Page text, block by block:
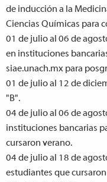
de inducción a la
Ciencias Químicas para
01 de julio al 06 de
en instituciones
siae.unach.mx para
01 de julio al 12 de
"B".
04 de julio al 06 de
instituciones bancarias
cursaron verano.
04 de julio al 18 de
estudiantes que